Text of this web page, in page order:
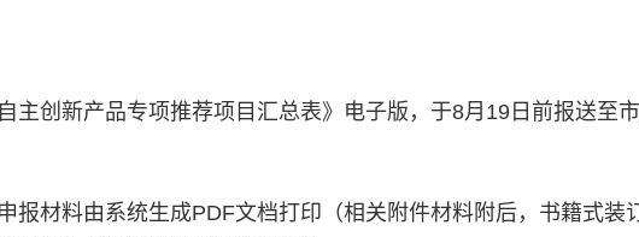
主创新产品专项推荐项目汇总表》电子版，于8月 19 日前报送至
报材料由系统生成PDF文档打印（相关附件材料附后，书籍式装